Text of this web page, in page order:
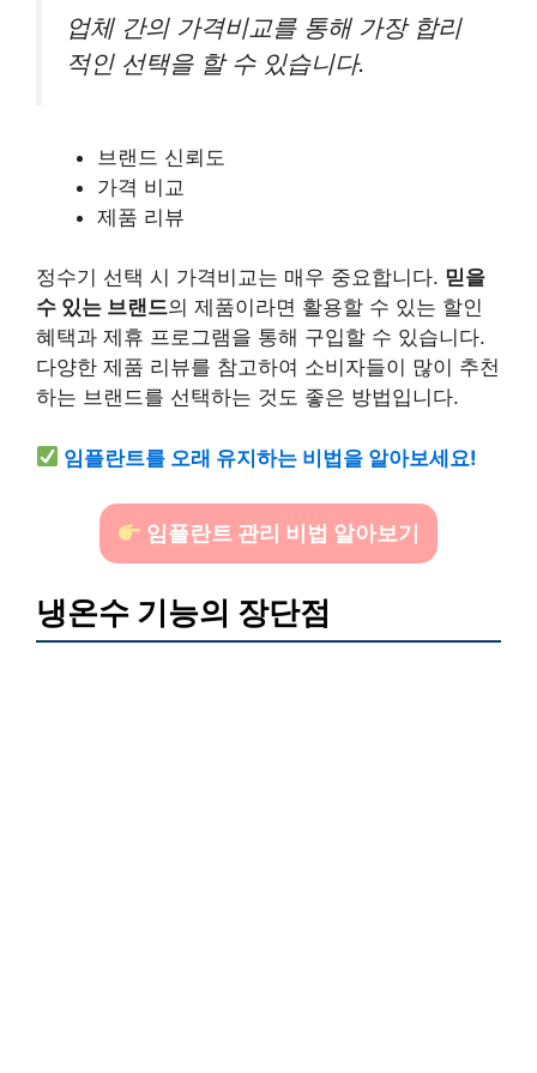
업체 간의 가격비교를 통해 가장 합리
적인 선택을 할 수 있습니다.
브랜드 신뢰도
가격 비교
제품 리뷰
정수기 선택 시 가격비교는 매우 중요합니다. 믿을
수 있는 브랜드의 제품이라면 활용할 수 있는 할인
혜택과 제휴 프로그램을 통해 구입할 수 있습니다.
다양한 제품 리뷰를 참고하여 소비자들이 많이 추천
하는 브랜드를 선택하는 것도 좋은 방법입니다.
임플란트를 오래 유지하는 비법을 알아보세요!
임플란트 관리 비법 알아보기
냉온수 기능의 장단점